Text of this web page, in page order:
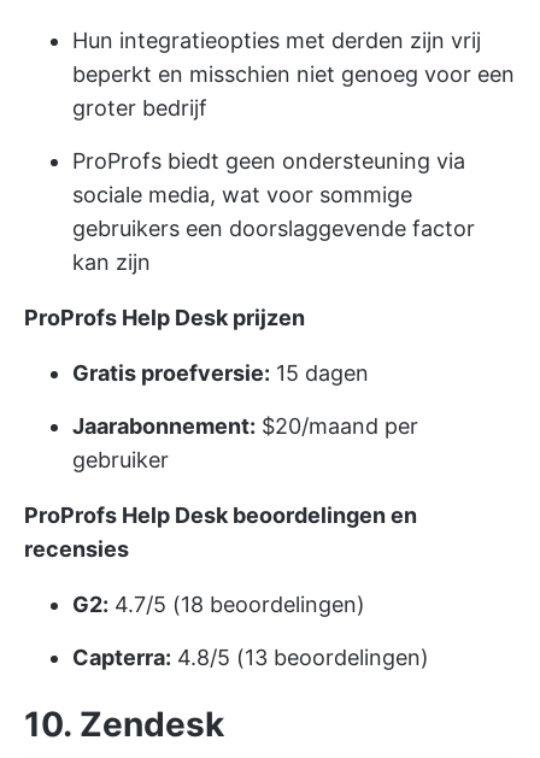
Hun integratieopties met derden zijn vrij
beperkt en misschien niet genoeg voor een
groter bedrijf
ProProfs biedt geen ondersteuning via
sociale media, wat voor sommige
gebruikers een doorslaggevende factor
kan zijn
ProProfs Help Desk prijzen
Gratis proefversie: 15 dagen
Jaarabonnement: $20/maand per
gebruiker
ProProfs Help Desk beoordelingen en
recensies
G2: 4.7/5 (18 beoordelingen)
Capterra: 4.8/5 (13 beoordelingen)
10. Zendesk